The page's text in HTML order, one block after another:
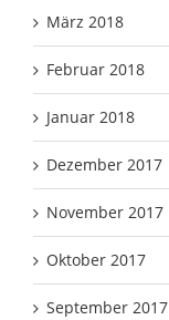
März 2018
Februar 2018
Januar 2018
Dezember 2017
November 2017
Oktober 2017
September 2017